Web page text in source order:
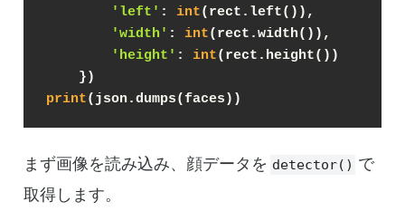
'left' : int(rect.left()),
'width' : int(rect.width()),
'height' : int(rect.height())
})
print(json.dumps(faces))
まず画像を読み込み、顔データを detector() で
取得します。